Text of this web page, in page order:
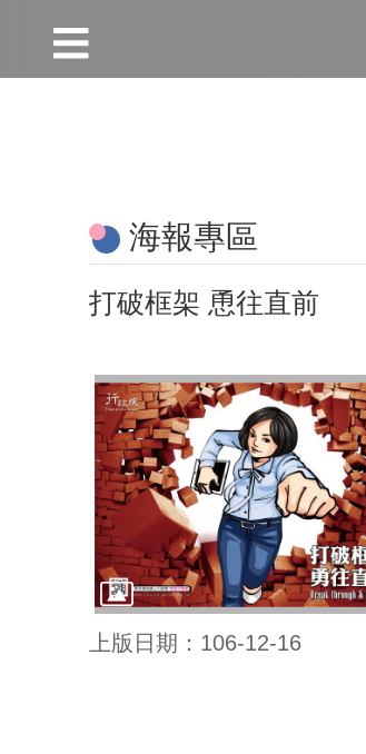
海報專區
打破框架 恿往直前
上版日期：106-12-16